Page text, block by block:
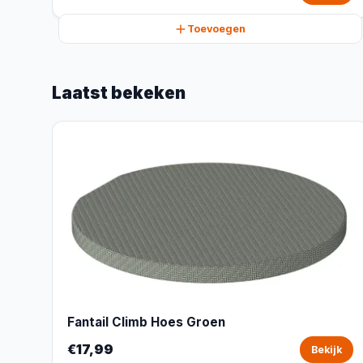
Toevoegen
Laatst bekeken
Fantail Climb Hoes Groen
€17,99 Bekijk